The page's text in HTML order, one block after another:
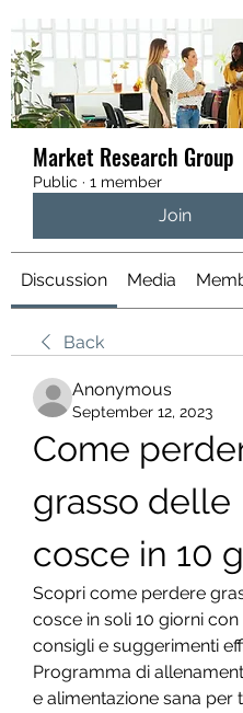
Market Research Group
Public · 1 member
Join
Discussion Media
Back
Anonymous
September 12, 2023
Come
grasso delle
cosce in 10
Scopri come perdere
cosce in soli 10 giorni con
consigli e suggerimenti
Programma di
e alimentazione sana per